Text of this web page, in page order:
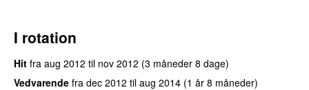
I rotation
Hit fra aug 2012 til nov 2012 (3 måneder 8 dage)
Vedvarende fra dec 2012 til aug 2014 (1 år 8 måneder)